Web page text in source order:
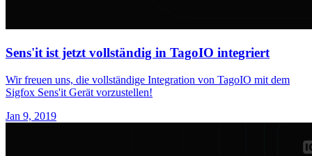
Sens'it ist jetzt vollständig in TagoIO integriert
Wir freuen uns, die vollständige Integration von TagoIO mit dem
Sigfox Sens'it Gerät vorzustellen!
Jan 9, 2019